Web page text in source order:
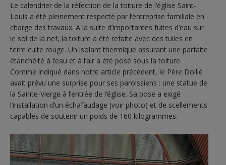
Le calendrier de la réfection de la toiture de l’église Saint-
Louis a été pleinement respecté par l’entreprise familiale en
charge des travaux. A la suite d’importantes fuites d’eau sur
le sol de la nef, la toiture a été refaite avec des tuiles en
terre cuite rouge. Un isolant thermique assurant une parfaite
étanchéité à l’eau et à l’air a été posé sous la toiture.
Comme indiqué dans notre article précédent, le Père Dollié
avait prévu une surprise pour ses paroissiens : une statue de
la Sainte-Vierge à l’entrée de l’église. Sa pose a exigé
l’installation d’un échafaudage (voir photo) et de scellements
capables de soutenir un poids de 160 kilogrammes.